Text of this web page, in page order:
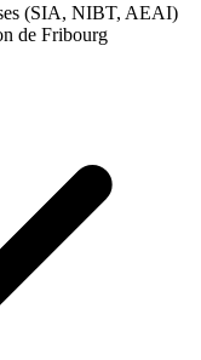
(SIA, NIBT, AEAI)
de Fribourg